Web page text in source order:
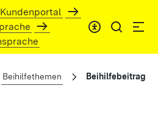
Beihilfethemen Beihilfebeitrag